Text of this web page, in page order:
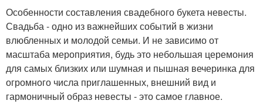
Особенности составления свадебного букета невесты.
Свадьба - одно из важнейших событий в жизни
влюбленных и молодой семьи. И не зависимо от
масштаба мероприятия, будь это небольшая церемония
для самых близких или шумная и пышная вечеринка для
огромного числа приглашенных, внешний вид и
гармоничный образ невесты - это самое главное.